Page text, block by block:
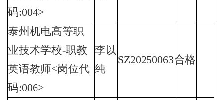
码:004>
泰州机电高等职
业技术学校-职教
英语教师<岗位代
码:006>
李以
纯
SZ20250063合格